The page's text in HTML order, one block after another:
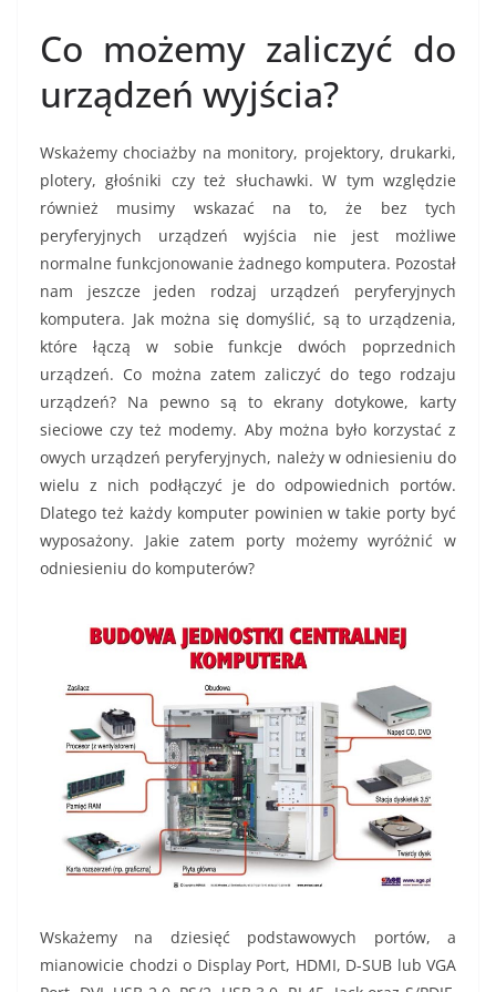
Co możemy zaliczyć do
urządzeń wyjścia?
Wskażemy chociażby na monitory, projektory, drukarki,
plotery, głośniki czy też słuchawki. W tym względzie
również musimy wskazać na to, że bez tych
peryferyjnych urządzeń wyjścia nie jest możliwe
normalne funkcjonowanie żadnego komputera. Pozostał
nam jeszcze jeden rodzaj urządzeń peryferyjnych
komputera. Jak można się domyślić, są to urządzenia,
które łączą w sobie funkcje dwóch poprzednich
urządzeń. Co można zatem zaliczyć do tego rodzaju
urządzeń? Na pewno są to ekrany dotykowe, karty
sieciowe czy też modemy. Aby można było korzystać z
owych urządzeń peryferyjnych, należy w odniesieniu do
wielu z nich podłączyć je do odpowiednich portów.
Dlatego też każdy komputer powinien w takie porty być
wyposażony. Jakie zatem porty możemy wyróżnić w
odniesieniu do komputerów?
Wskażemy na dziesięć podstawowych portów, a
mianowicie chodzi o Display Port, HDMI, D-SUB lub VGA